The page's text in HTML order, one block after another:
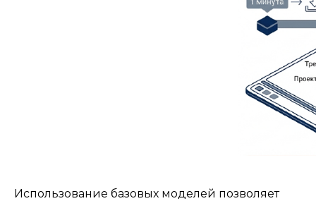
Использование базовых моделей позволяет